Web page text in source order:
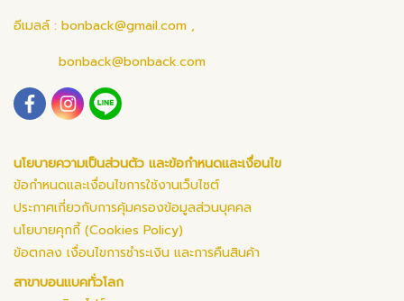
อีเมลล์ : bonback@gmail.com ,
bonback@bonback.com
นโยบายความเป็นส่วนตัว และข้อกำหนดและเงื่อนไข
ข้อกำหนดและเงื่อนไขการใช้งานเว็บไซต์
ประกาศเกี่ยวกับการคุ้มครองข้อมูลส่วนบุคคล
นโยบายคุกกี้ (Cookies Policy)
ข้อตกลง เงื่อนไขการชำระเงิน และการคืนสินค้า
สาขาบอนแบคทั่วโลก